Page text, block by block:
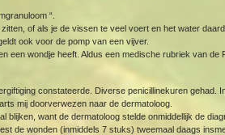
“.
of als je de vissen te veel voert en het water
ook voor de pomp van een vijver.
een wondje heeft. Aldus een medische rubriek van de
constateerde. Diverse penicillinekuren gehad.
mij doorverwezen naar de dermatoloog.
want de dermatoloog stelde onmiddellijk de
de wonden (inmiddels 7 stuks) tweemaal daags